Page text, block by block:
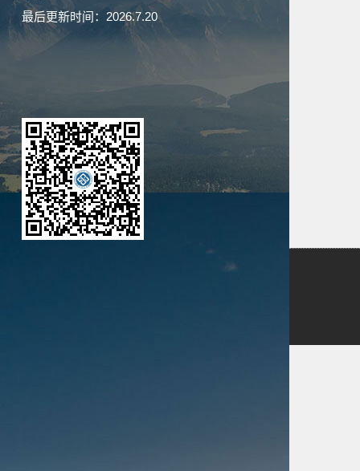
最后更新时间： 2026.7.20